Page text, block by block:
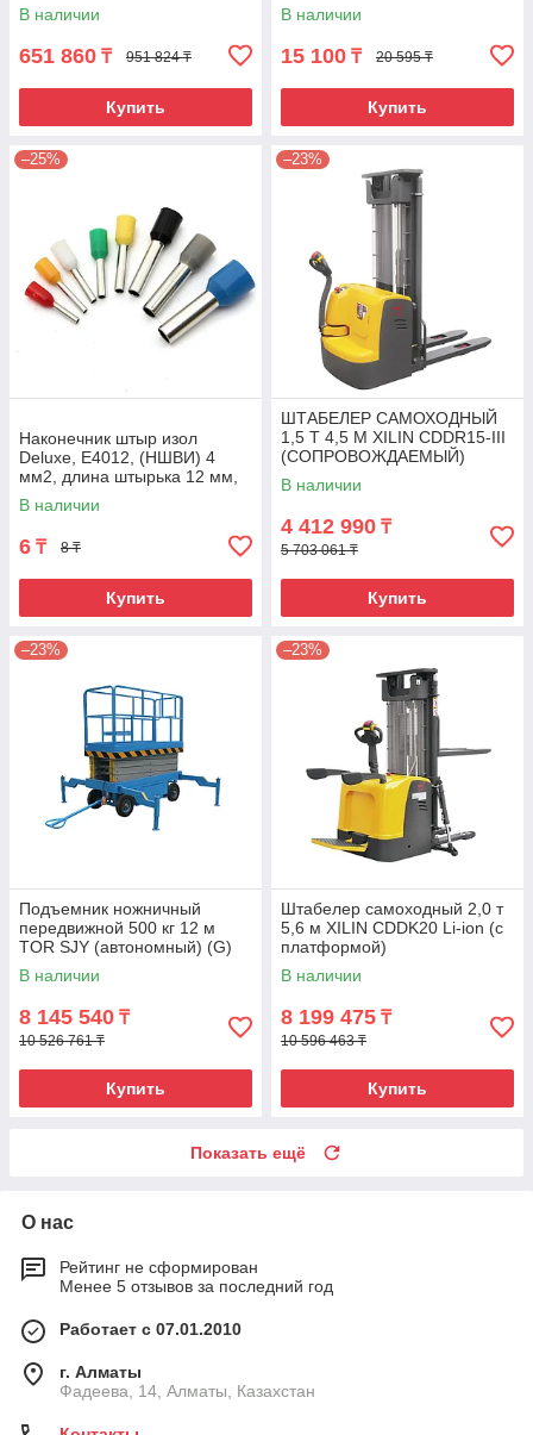
В наличии
651 860 ₸ 951 824 ₸
Купить
В наличии
15 100 ₸ 20 595 ₸
Купить
–25%
Наконечник штыр изол
Deluxe, Е4012, (НШВИ) 4
мм2, длина штырька 12 мм,
(1000 шт/упак)
В наличии
6 ₸ 8 ₸
Купить
–23%
ШТАБЕЛЕР САМОХОДНЫЙ
1,5 Т 4,5 М XILIN CDDR15-III
(СОПРОВОЖДАЕМЫЙ)
В наличии
4 412 990 ₸
5 703 061 ₸
Купить
–23%
Подъемник ножничный
передвижной 500 кг 12 м
TOR SJY (автономный) (G)
В наличии
8 145 540 ₸
10 526 761 ₸
Купить
–23%
Штабелер самоходный 2,0 т
5,6 м XILIN CDDK20 Li-ion (с
платформой)
В наличии
8 199 475 ₸
10 596 463 ₸
Купить
Показать ещё
О нас
Рейтинг не сформирован
Менее 5 отзывов за последний год
Работает с 07.01.2010
г. Алматы
Фадеева, 14, Алматы, Казахстан